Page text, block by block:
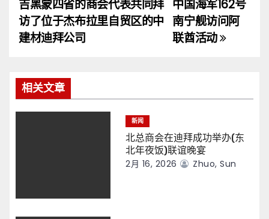
导
中国海军162号
南宁舰访问阿
联酋活动
吉黑蒙四省的商会代表共同拜
访了位于杰布拉里自贸区的中
建材迪拜公司
相关文章
新闻
北总商会在迪拜成功举办(东
北年夜饭)联谊晚宴
2月 16, 2026 Zhuo, Sun